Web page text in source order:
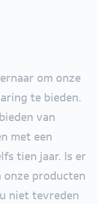
om onze
te bieden.
van
met een
tien jaar. Is er
producten
niet tevreden